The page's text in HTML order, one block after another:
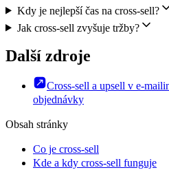
Kdy je nejlepší čas na cross-sell?
Jak cross-sell zvyšuje tržby?
Další zdroje
Cross-sell a upsell v e-
objednávky
Obsah stránky
Co je cross-sell
Kde a kdy cross-sell funguje